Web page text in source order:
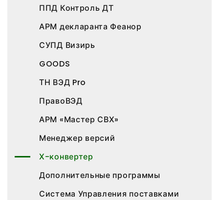
ППД Контроль ДТ
АРМ декларанта Феанор
СУПД Визирь
GOODS
ТН ВЭД Pro
ПравоВЭД
АРМ «Мастер СВХ»
Менеджер версий
Х-конвертер
Дополнительные программы
Система Управления поставками